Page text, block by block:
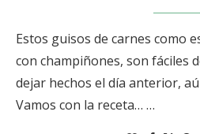
Estos guisos de carnes como
con champiñones, son fáciles
dejar hechos el día anterior,
Vamos con la receta… …